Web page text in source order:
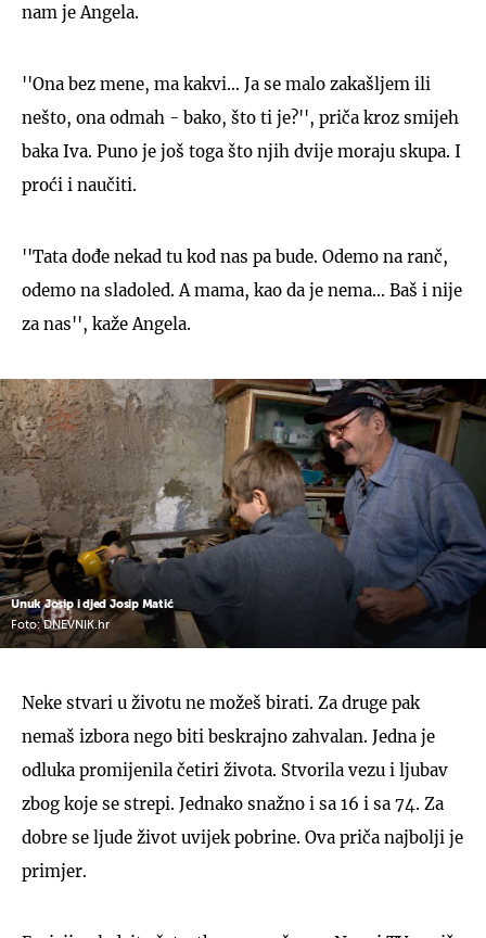
nam je Angela.
''Ona bez mene, ma kakvi… Ja se malo zakašljem ili
nešto, ona odmah - bako, što ti je?'', priča kroz smijeh
baka Iva. Puno je još toga što njih dvije moraju skupa. I
proći i naučiti.
''Tata dođe nekad tu kod nas pa bude. Odemo na ranč,
odemo na sladoled. A mama, kao da je nema... Baš i nije
za nas'', kaže Angela.
Unuk Josip i djed Josip Matić
Foto: DNEVNIK.hr
Neke stvari u životu ne možeš birati. Za druge pak
nemaš izbora nego biti beskrajno zahvalan. Jedna je
odluka promijenila četiri života. Stvorila vezu i ljubav
zbog koje se strepi. Jednako snažno i sa 16 i sa 74. Za
dobre se ljude život uvijek pobrine. Ova priča najbolji je
primjer.